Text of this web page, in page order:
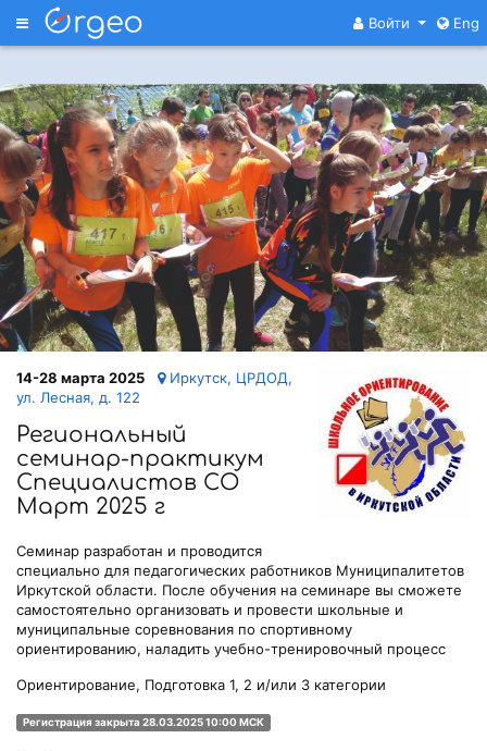
Меню Войти Eng
14-28 марта 2025
Иркутск, ЦРДОД,
ул. Лесная, д. 122
Региональный
семинар-практикум
Специалистов СО
Март 2025 г
Семинар разработан и проводится
специально для педагогических работников Муниципалитетов
Иркутской области. После обучения на семинаре вы сможете
самостоятельно организовать и провести школьные и
муниципальные соревнования по спортивному
ориентированию, наладить учебно-тренировочный процесс
Ориентирование, Подготовка 1, 2 и/или 3 категории
Регистрация закрыта 28.03.2025 10:00 МСК